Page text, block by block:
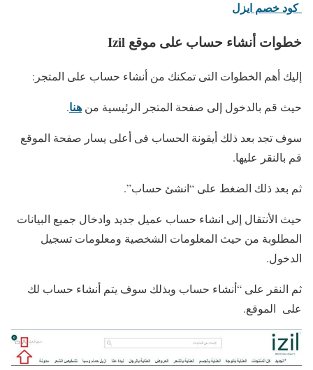
كود خصم ايزل
خطوات أنشاء حساب على موقع Izil
إليك أهم الخطوات التى تمكنك من أنشاء حساب على المتجر:
حيث قم بالدخول إلى صفحة المتجر الرئيسية من هنا.
سوف تجد بعد ذلك أيقونة الحساب فى أعلى يسار صفحة الموقع
قم بالنقر عليها.
ثم بعد ذلك الضغط على “انشئ حساب”.
حيث الأنتقال إلى انشاء حساب عميل جديد وادخال جميع البيانات
المطلوبة من حيث المعلومات الشخصية ومعلومات تسجيل
الدخول.
ثم النقر على “أنشاء حساب وبذلك سوف يتم أنشاء حساب لك
على الموقع.